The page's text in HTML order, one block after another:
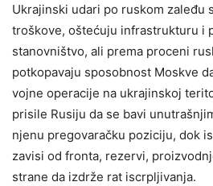
Ukrajinski udari po ruskom zaleđu
troškove, oštećuju infrastrukturu i
stanovništvo, ali prema proceni
potkopavaju sposobnost Moskve
vojne operacije na ukrajinskoj
prisile Rusiju da se bavi
njenu pregovaračku poziciju, dok
zavisi od fronta, rezervi,
strane da izdrže rat iscrpljivanja.